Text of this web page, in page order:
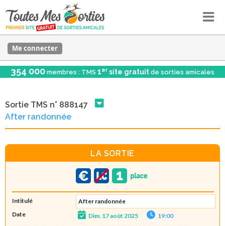
Me connecter
354 000 membres : TMS 1er site gratuit de sorties amicales
Sortie TMS n° 888147
After randonnée
LA SORTIE
Intitulé
After randonnée
Date
Dim. 17 août 2025
19:00